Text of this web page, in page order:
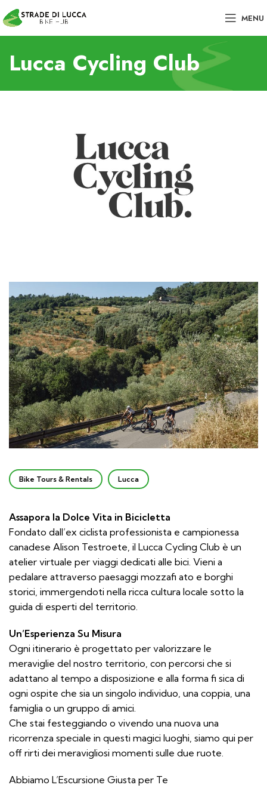
MENU
Lucca Cycling Club
Bike Tours & Rentals Lucca
Assapora la Dolce Vita in Bicicletta
Fondato dall’ex ciclista professionista e campionessa
canadese Alison Testroete, il Lucca Cycling Club è un
atelier virtuale per viaggi dedicati alle bici. Vieni a
pedalare attraverso paesaggi mozzafi ato e borghi
storici, immergendoti nella ricca cultura locale sotto la
guida di esperti del territorio.
Un’Esperienza Su Misura
Ogni itinerario è progettato per valorizzare le
meraviglie del nostro territorio, con percorsi che si
adattano al tempo a disposizione e alla forma fi sica di
ogni ospite che sia un singolo individuo, una coppia, una
famiglia o un gruppo di amici.
Che stai festeggiando o vivendo una nuova una
ricorrenza speciale in questi magici luoghi, siamo qui per
off rirti dei meravigliosi momenti sulle due ruote.
Abbiamo L’Escursione Giusta per Te